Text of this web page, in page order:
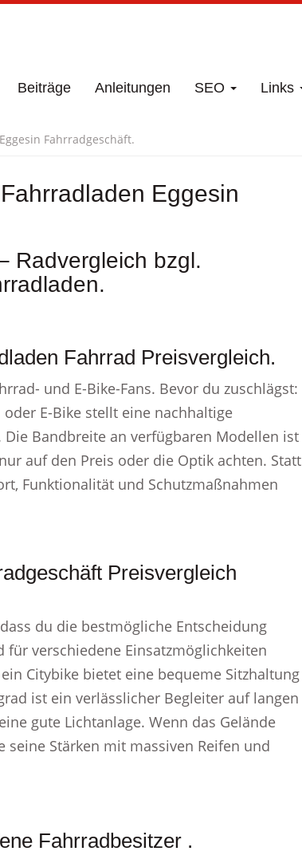
Beiträge Anleitungen SEO Links
Fahrradgeschäft.
Eggesin
Radvergleich bzgl.
Fahrrad Preisvergleich.
und E-Bike-Fans. Bevor du zuschlägst:
E-Bike stellt eine nachhaltige
Bandbreite an verfügbaren Modellen ist
auf den Preis oder die Optik achten. Statt
Funktionalität und Schutzmaßnahmen
Preisvergleich
du die bestmögliche Entscheidung
verschiedene Einsatzmöglichkeiten
Citybike bietet eine bequeme Sitzhaltung
ist ein verlässlicher Begleiter auf langen
gute Lichtanlage. Wenn das Gelände
Stärken mit massiven Reifen und
Fahrradbesitzer .